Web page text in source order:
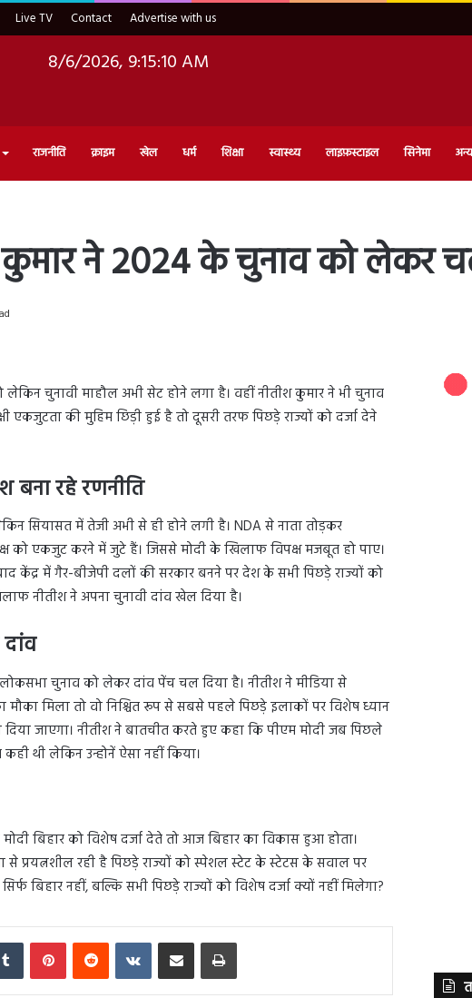
Live TV Contact Advertise with us
8/6/2026, 9:15:11 AM
राजनीति क्राइम खेल धर्म शिक्षा स्वास्थ्य लाइफ़स्टाइल सिनेमा अन्य
ने 2024 के चुनाव को लेकर
चुनावी माहौल अभी सेट होने लगा है। वहीं नीतीश कुमार ने भी चुनाव
की मुहिम छिड़ी हुई है तो दूसरी तरफ पिछड़े राज्यों को दर्जा देने
रहे रणनीति
सियासत में तेजी अभी से ही होने लगी है। NDA से नाता तोड़कर
को एकजुट करने में जुटे हैं। जिससे मोदी के खिलाफ विपक्ष मजबूत हो पाए।
में गैर-बीजेपी दलों की सरकार बनने पर देश के सभी पिछड़े राज्यों को
नीतीश ने अपना चुनावी दांव खेल दिया है।
चुनाव को लेकर दांव पेंच चल दिया है। नीतीश ने मीडिया से
मिला तो वो निश्चित रूप से सबसे पहले पिछड़े इलाकों पर विशेष ध्यान
जाएगा। नीतीश ने बातचीत करते हुए कहा कि पीएम मोदी जब पिछले
थी लेकिन उन्होनें ऐसा नहीं किया।
बिहार को विशेष दर्जा देते तो आज बिहार का विकास हुआ होता।
प्रयत्नशील रही है पिछड़े राज्यों को स्पेशल स्टेट के स्टेटस के सवाल पर
बिहार नहीं, बल्कि सभी पिछड़े राज्यों को विशेष दर्जा क्यों नहीं मिलेगा?
Tumblr PinterestReddit VKontakteShare via Email Print